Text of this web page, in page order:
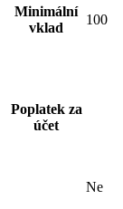
Minimální
vklad
100
Poplatek za
účet
Ne